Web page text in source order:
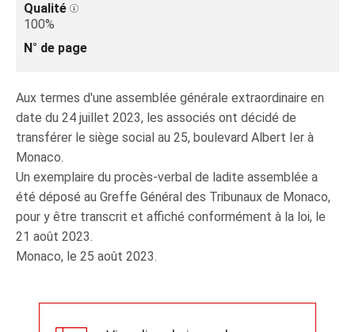
Qualité
100%
N° de page
Aux termes d'une assemblée générale extraordinaire en
date du 24 juillet 2023, les associés ont décidé de
transférer le siège social au 25, boulevard Albert Ier à
Monaco.
Un exemplaire du procès-verbal de ladite assemblée a
été déposé au Greffe Général des Tribunaux de Monaco,
pour y être transcrit et affiché conformément à la loi, le
21 août 2023.
Monaco, le 25 août 2023.